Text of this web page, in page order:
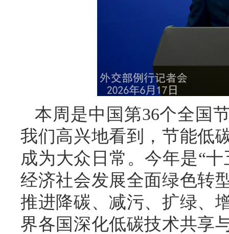
本周是中国第36个全国
我们高兴地看到，节能低
成为大众日常。今年是“
经济社会发展全面绿色转
推进降碳、减污、扩绿、
界各国深化低碳技术共享